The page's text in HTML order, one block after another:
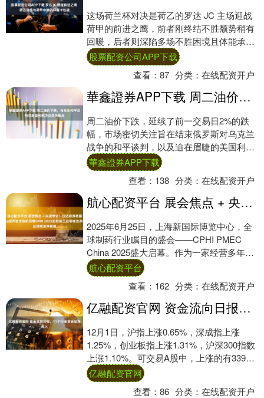
这场荷兰杯对决是荷乙的罗达 JC 主场迎战
荷甲的前进之鹰，前者刚终结不胜颓势稍有
回暖，后者则深陷多场不胜困境且体能承
压，再加上双方均遭伤病侵袭，赛事悬念拉
满，以....
股票配资公司APP下载
查看：87 分类：在线配资开户
華鑫證券APP下载 周二油价下跌，乌克兰和平谈判与美国利率决议成为焦点
周二油价下跌，延续了前一交易日2%的跌
幅，市场密切关注旨在结束俄罗斯对乌克兰
战争的和平谈判，以及迫在眉睫的美国利率
决策。 纽约商品交易所1月交割的西得州中
质原油....
華鑫證券APP下载
查看： 138 分类：在线配资开户
航心配资平台 展会焦点 + 央视专访！汉达森携德国Elma超声波清洗机引爆CPHI 2025实验室工业领域洁净赛道
2025年6月25日，上海新国际博览中心，全
球制药行业瞩目的盛会——CPHI PMEC
China 2025盛大启幕。作为一家经营多年的
专业贸易商，我们携国际知....
航心配资平台
查看： 162 分类：在线配资开户
亿融配资官网 资金流向日报：11个行业资金呈净流入
12月1日，沪指上涨0.65%，深成指上涨
1.25%，创业板指上涨1.31%，沪深300指数
上涨1.10%。可交易A股中，上涨的有3398
只，占比62.56%，....
亿融配资官网
查看：86 分类：在线配资开户